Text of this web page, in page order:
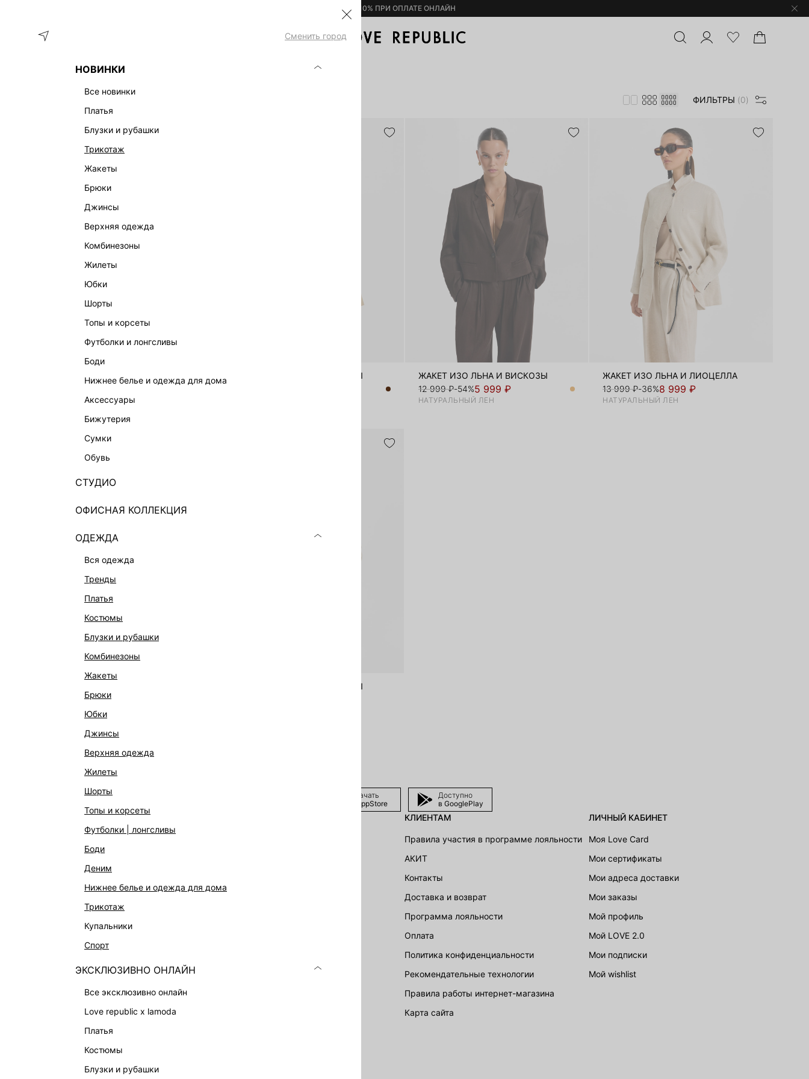
– 10% ПРИ ОПЛАТЕ ОНЛАЙН
Сменить город
НОВИНКИ
все новинки
платья
блузки и рубашки
трикотаж
жакеты
брюки
джинсы
верхняя одежда
комбинезоны
жилеты
юбки
шорты
топы и корсеты
футболки и лонгсливы
боди
нижнее белье и одежда для дома
аксессуары
бижутерия
сумки
обувь
СТУДИО
ОФИСНАЯ КОЛЛЕКЦИЯ
ОДЕЖДА
вся одежда
тренды
платья
костюмы
блузки и рубашки
комбинезоны
жакеты
брюки
юбки
джинсы
верхняя одежда
жилеты
шорты
топы и корсеты
футболки | лонгсливы
боди
деним
нижнее белье и одежда для дома
трикотаж
купальники
спорт
ЭКСКЛЮЗИВНО ОНЛАЙН
все эксклюзивно онлайн
love republic x lamoda
платья
костюмы
блузки и рубашки
ОДЕЖДА
ФИЛЬТРЫ (0)
ЖАКЕТ ИЗ ХЛОПКА И ЛЬНА
НАТУРАЛЬНЫЙ ЛЕН
ЖАКЕТ ИЗО ЛЬНА И ВИСКОЗЫ
ЖАКЕТ ИЗО ЛЬНА И ВИСКОЗЫ
12 999 ₽-54%5 999 ₽
НАТУРАЛЬНЫЙ ЛЕН
ЖАКЕТ ИЗО ЛЬНА И ЛИОЦЕЛЛА
13 999 ₽-36%8 999 ₽
НАТУРАЛЬНЫЙ ЛЕН
12 999 ₽-49%6 599 ₽
НАТУРАЛЬНЫЙ ЛЕН
ЖАКЕТ ИЗО ЛЬНА И ВИСКОЗЫ
Скачать
в AppStore
Доступно
в GooglePlay
АКСЕССУАРЫ И УКРАШЕНИЯ
ФИНАЛЬНАЯ РАСПРОДАЖА
ПОДАРОЧНЫЕ СЕРТИФИКАТЫ
БАЛЬЗАМЫ-ТИНТЫ
КЛИЕНТАМ
Правила участия в программе лояльности
АКИТ
Контакты
Доставка и возврат
Программа лояльности
Оплата
Политика конфиденциальности
Рекомендательные технологии
Правила работы интернет-магазина
карта сайта
ЛИЧНЫЙ КАБИНЕТ
Моя Love Card
Мои сертификаты
Мои адреса доставки
Мои заказы
Мой профиль
Мой LOVE 2.0
Мои подписки
Мой wishlist